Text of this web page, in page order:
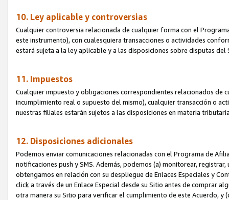
10. Ley aplicable y controversias
Cualquier controversia relacionada de cualquier forma con el
este instrumento), con cualesquiera transacciones o actividades
estará sujeta a la ley aplicable y a las disposiciones sobre disputas
11. Impuestos
Cualquier impuesto y obligaciones correspondientes relacionados de
incumplimiento real o supuesto del mismo), cualquier transacción o
nuestras filiales estarán sujetos a las disposiciones en materia
12. Disposiciones adicionales
Podemos enviar comunicaciones relacionadas con el Programa de
notificaciones push y SMS. Además, podemos (a) monitorear,
obtengamos en relación con su despliegue de Enlaces Especiales y
clicka través de un Enlace Especial desde su Sitio antes de comprar
otra manera su Sitio para verificar el cumplimiento de este Acuerdo,